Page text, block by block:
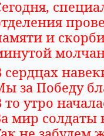
и
сердцах
за Победу
то утро
мир